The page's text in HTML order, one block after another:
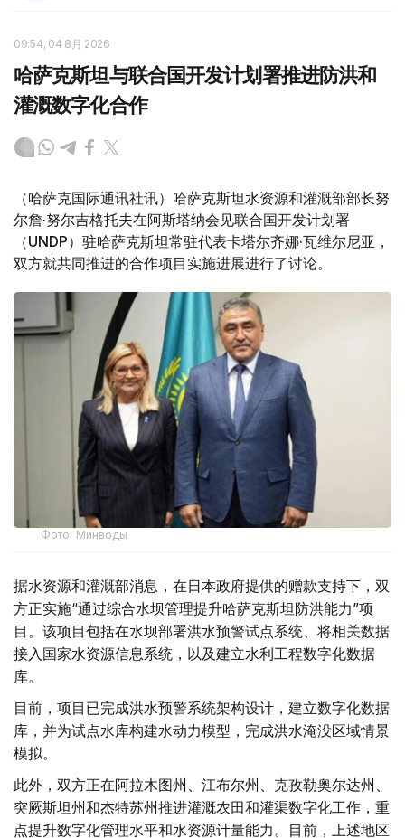
09:54, 04 8月 2026
哈萨克斯坦与联合国开发计划署推进防洪和
灌溉数字化合作
（哈萨克国际通讯社讯）哈萨克斯坦水资源和灌溉部部长努
尔詹·努尔吉格托夫在阿斯塔纳会见联合国开发计划署
（UNDP）驻哈萨克斯坦常驻代表卡塔尔齐娜·瓦维尔尼亚，
双方就共同推进的合作项目实施进展进行了讨论。
Фото: Минводы
据水资源和灌溉部消息，在日本政府提供的赠款支持下，双
方正实施“通过综合水坝管理提升哈萨克斯坦防洪能力”项
目。该项目包括在水坝部署洪水预警试点系统、将相关数据
接入国家水资源信息系统，以及建立水利工程数字化数据
库。
目前，项目已完成洪水预警系统架构设计，建立数字化数据
库，并为试点水库构建水动力模型，完成洪水淹没区域情景
模拟。
此外，双方正在阿拉木图州、江布尔州、克孜勒奥尔达州、
突厥斯坦州和杰特苏州推进灌溉农田和灌渠数字化工作，重
点提升数字化管理水平和水资源计量能力。目前，上述地区